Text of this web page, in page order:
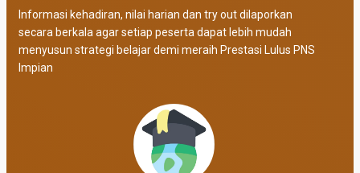
Informasi kehadiran, nilai harian dan try out dilaporkan
secara berkala agar setiap peserta dapat lebih mudah
menyusun strategi belajar demi meraih Prestasi Lulus PNS
Impian